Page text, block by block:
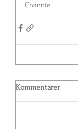
Channie
Kommentarer